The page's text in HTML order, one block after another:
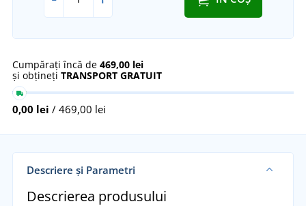
Cumpărați încă de 469,00 lei
și obțineți TRANSPORT GRATUIT
0,00 lei / 469,00 lei
Descriere și Parametri
Descrierea produsului